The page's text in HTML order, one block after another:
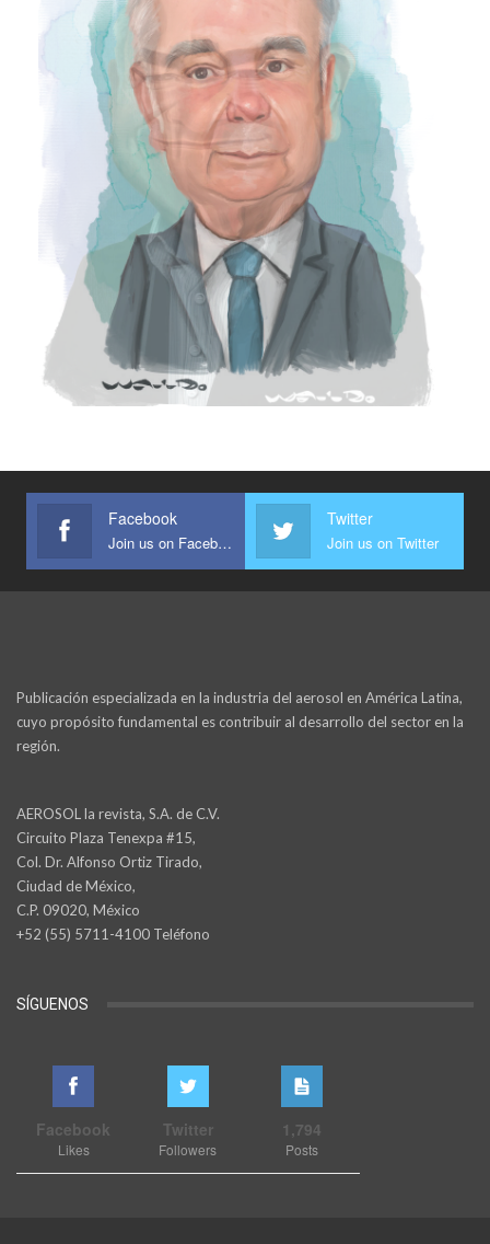
Facebook
Join us on Facebook
Twitter
Join us on Twitter
Publicación especializada en la industria del aerosol en América Latina,
cuyo propósito fundamental es contribuir al desarrollo del sector en la
región.
AEROSOL la revista, S.A. de C.V.
Circuito Plaza Tenexpa #15,
Col. Dr. Alfonso Ortiz Tirado,
Ciudad de México,
C.P. 09020, México
+52 (55) 5711-4100 Teléfono
SÍGUENOS
Facebook
Likes
Twitter
Followers
1,794
Posts